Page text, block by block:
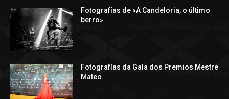
Fotografías de «A Candeloria, o último
berro»
Fotografías da Gala dos Premios Mestre
Mateo